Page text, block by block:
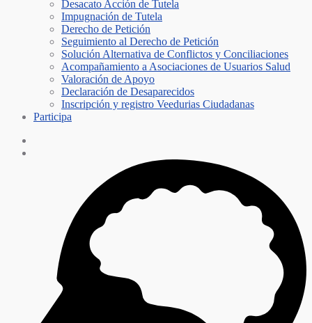
Desacato Acción de Tutela
Impugnación de Tutela
Derecho de Petición
Seguimiento al Derecho de Petición
Solución Alternativa de Conflictos y Conciliaciones
Acompañamiento a Asociaciones de Usuarios Salud
Valoración de Apoyo
Declaración de Desaparecidos
Inscripción y registro Veedurias Ciudadanas
Participa